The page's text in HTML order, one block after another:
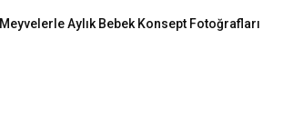
Meyvelerle Aylık Bebek Konsept Fotoğrafları